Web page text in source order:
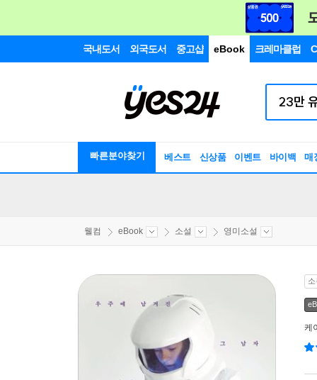
국내도서 외국도서 중고샵 eBook 크레마클럽
빠른분야찾기 베스트 신상품 이벤트 바이백 매
웰컴 eBook 소설 영미소설
케